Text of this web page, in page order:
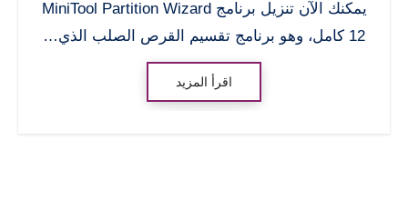
يمكنك الآن تنزيل برنامج MiniTool Partition Wizard
12 كامل، وهو برنامج تقسيم القرص الصلب الذي…
اقرأ المزيد